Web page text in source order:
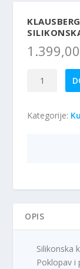
1.399,00
za
Kategorije:
OPIS
Silikonska
Poklopav i